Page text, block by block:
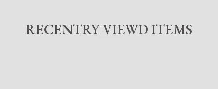
RECENTRY VIEWD ITEMS